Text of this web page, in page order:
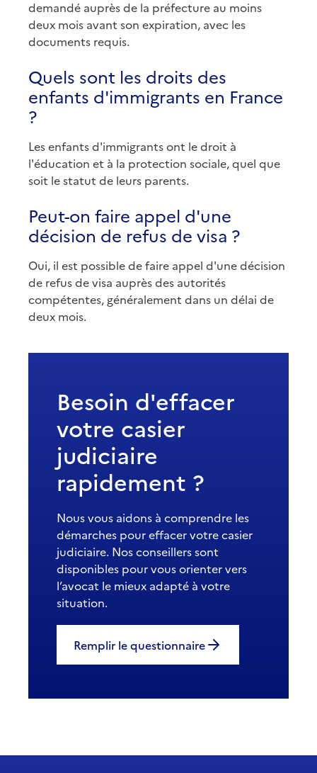
demandé auprès de la préfecture au moins
deux mois avant son expiration, avec les
documents requis.
Quels sont les droits des
enfants d'immigrants en France
?
Les enfants d'immigrants ont le droit à
l'éducation et à la protection sociale, quel que
soit le statut de leurs parents.
Peut-on faire appel d'une
décision de refus de visa ?
Oui, il est possible de faire appel d'une décision
de refus de visa auprès des autorités
compétentes, généralement dans un délai de
deux mois.
Besoin d'effacer
votre casier
judiciaire
rapidement ?
Nous vous aidons à comprendre les
démarches pour effacer votre casier
judiciaire. Nos conseillers sont
disponibles pour vous orienter vers
l’avocat le mieux adapté à votre
situation.
Remplir le questionnaire